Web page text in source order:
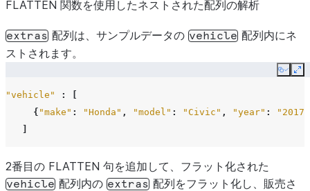
+ --------------------+-------------------+
FLATTEN 関数を使用したネストされた配列の解析
extras 配列は、サンプルデータの vehicle 配列内にネ
ストされます。
Copy
"vehicle" :
{ "make" : "Honda" , "model" : "Civic" , "year" :
"2017"
2番目の FLATTEN 句を追加して、フラット化された
vehicle 配列内の extras 配列をフラット化し、販売さ